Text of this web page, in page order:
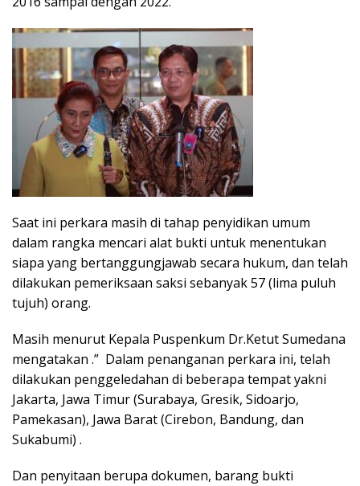
Saat ini perkara masih di tahap penyidikan umum
dalam rangka mencari alat bukti untuk menentukan
siapa yang bertanggungjawab secara hukum, dan telah
dilakukan pemeriksaan saksi sebanyak 57 (lima puluh
tujuh) orang.
Masih menurut Kepala Puspenkum Dr.Ketut Sumedana
mengatakan .” Dalam penanganan perkara ini, telah
dilakukan penggeledahan di beberapa tempat yakni
Jakarta, Jawa Timur (Surabaya, Gresik, Sidoarjo,
Pamekasan), Jawa Barat (Cirebon, Bandung, dan
Sukabumi) .
Dan penyitaan berupa dokumen, barang bukti